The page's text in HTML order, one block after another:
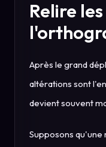
Relire
Après le grand
altérations sont
devient souvent
Supposons